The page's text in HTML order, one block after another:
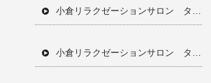
小倉リラクゼーションサロン タイ古式マッサージ ドライヘッドスパ オイルトリートメント フェイシャル ジェリーマスク アロマオイル リンパ流し 当日予約OK 完全個室 完全予約制 ホットペッパー 深夜営業プライベート空間
小倉リラクゼーションサロン タイ古式マッサージ ドライヘッドスパ オイルトリートメント フェイシャル ジェリーマスク 肩こり 首凝り 当日予約OK ホットペッパー 完全個室 完全予約制